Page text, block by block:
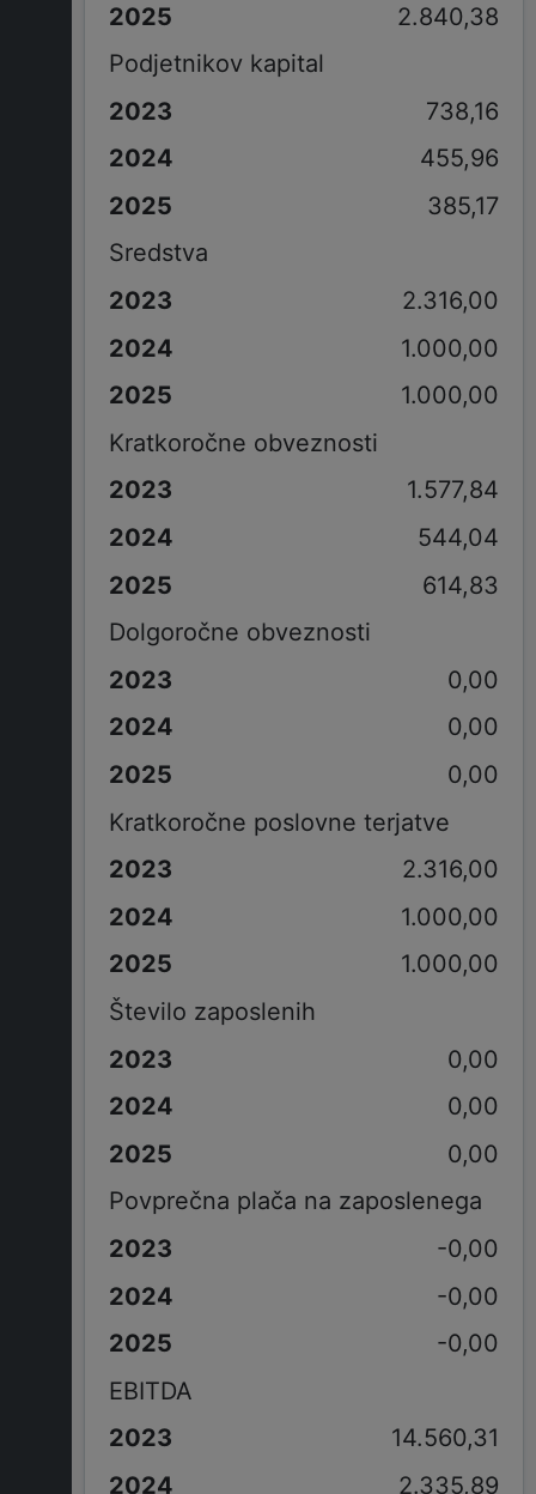
2.840,38
Podjetnikov kapital
738,16
455,96
385,17
Sredstva
2.316,00
1.000,00
1.000,00
Kratkoročne obveznosti
1.577,84
544,04
614,83
Dolgoročne obveznosti
0,00
0,00
0,00
Kratkoročne poslovne terjatve
2.316,00
1.000,00
1.000,00
Število zaposlenih
0,00
0,00
0,00
Povprečna plača na zaposlenega
-0,00
-0,00
-0,00
EBITDA
14.560,31
2.335,89